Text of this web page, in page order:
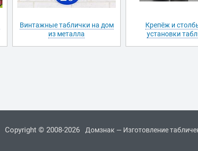
Винтажные таблички на дом
из металла
Крепёж и
установки
Copyright © 2008-2026 Домзнак — Изготовление